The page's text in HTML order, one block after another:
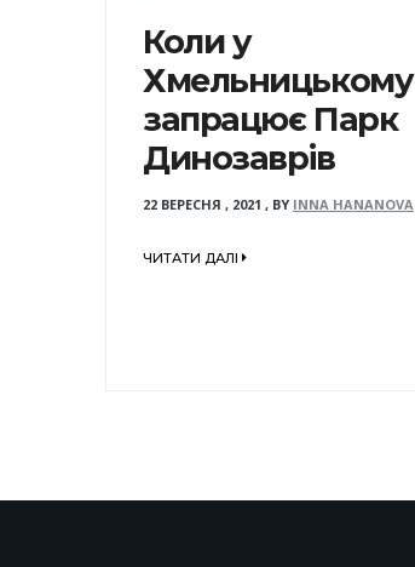
Коли у
Хмельницькому
запрацює Парк
Динозаврів
22 ВЕРЕСНЯ , 2021 , BY INNA HANANOVA
ЧИТАТИ ДАЛІ